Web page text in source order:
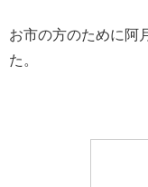
お市の方のために阿
た。